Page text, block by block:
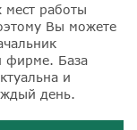
мест работы
Вы можете
фирме. База
и
день.